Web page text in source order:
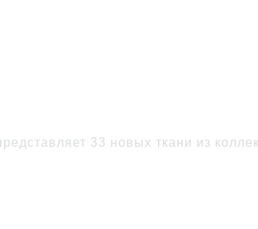
33 новых ткани из